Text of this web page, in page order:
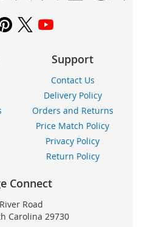
Support
Contact Us
Delivery Policy
Orders and Returns
Price Match Policy
Privacy Policy
Return Policy
Connect
Road
Carolina 29730